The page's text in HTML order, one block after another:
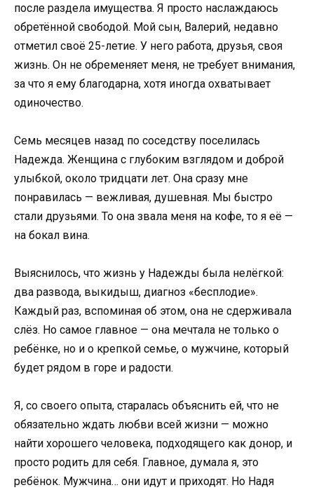
после раздела имущества. Я просто наслаждаюсь
обретённой свободой. Мой сын, Валерий, недавно
отметил своё 25-летие. У него работа, друзья, своя
жизнь. Он не обременяет меня, не требует внимания,
за что я ему благодарна, хотя иногда охватывает
одиночество.
Семь месяцев назад по соседству поселилась
Надежда. Женщина с глубоким взглядом и доброй
улыбкой, около тридцати лет. Она сразу мне
понравилась — вежливая, душевная. Мы быстро
стали друзьями. То она звала меня на кофе, то я её —
на бокал вина.
Выяснилось, что жизнь у Надежды была нелёгкой:
два развода, выкидыш, диагноз «бесплодие».
Каждый раз, вспоминая об этом, она не сдерживала
слёз. Но самое главное — она мечтала не только о
ребёнке, но и о крепкой семье, о мужчине, который
будет рядом в горе и радости.
Я, со своего опыта, старалась объяснить ей, что не
обязательно ждать любви всей жизни — можно
найти хорошего человека, подходящего как донор, и
просто родить для себя. Главное, думала я, это
ребёнок. Мужчина… они идут и приходят. Но Надя